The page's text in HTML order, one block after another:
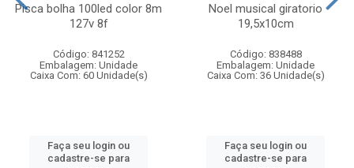
Pisca bolha 100led color 8m
127v 8f
Código: 841252
Embalagem: Unidade
Caixa Com: 60 Unidade(s)
Faça seu login ou
cadastre-se para
Noel musical giratorio
19,5x10cm
Código: 838488
Embalagem: Unidade
Caixa Com: 36 Unidade(s)
Faça seu login ou
cadastre-se para